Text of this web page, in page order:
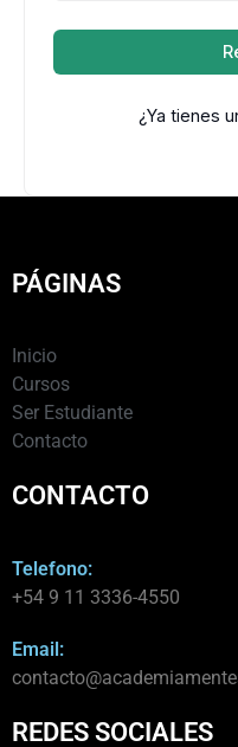
¿Ya tienes
PÁGINAS
Inicio
Cursos
Ser Estudiante
Contacto
CONTACTO
Telefono:
+54 9 11 3336-4550​
Email:
REDES SOCIALES